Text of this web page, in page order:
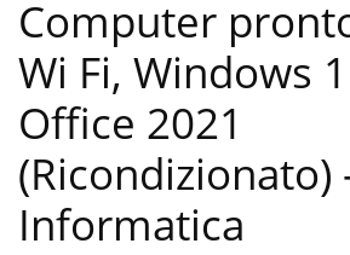
Computer
Wi Fi, Windows
Office 2021
(Ricondizionato)
Informatica